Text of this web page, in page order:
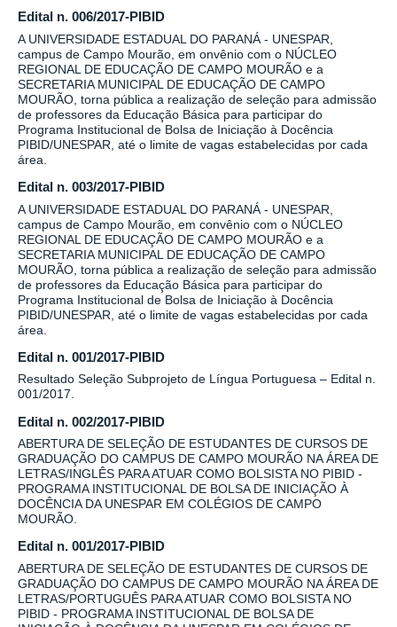
Edital n. 006/2017-PIBID
A UNIVERSIDADE ESTADUAL DO PARANÁ - UNESPAR,
campus de Campo Mourão, em onvênio com o NÚCLEO
REGIONAL DE EDUCAÇÃO DE CAMPO MOURÃO e a
SECRETARIA MUNICIPAL DE EDUCAÇÃO DE CAMPO
MOURÃO, torna pública a realização de seleção para admissão
de professores da Educação Básica para participar do
Programa Institucional de Bolsa de Iniciação à Docência
PIBID/UNESPAR, até o limite de vagas estabelecidas por cada
área.
Edital n. 003/2017-PIBID
A UNIVERSIDADE ESTADUAL DO PARANÁ - UNESPAR,
campus de Campo Mourão, em convênio com o NÚCLEO
REGIONAL DE EDUCAÇÃO DE CAMPO MOURÃO e a
SECRETARIA MUNICIPAL DE EDUCAÇÃO DE CAMPO
MOURÃO, torna pública a realização de seleção para admissão
de professores da Educação Básica para participar do
Programa Institucional de Bolsa de Iniciação à Docência
PIBID/UNESPAR, até o limite de vagas estabelecidas por cada
área.
Edital n. 001/2017-PIBID
Resultado Seleção Subprojeto de Língua Portuguesa – Edital n.
001/2017.
Edital n. 002/2017-PIBID
ABERTURA DE SELEÇÃO DE ESTUDANTES DE CURSOS DE
GRADUAÇÃO DO CAMPUS DE CAMPO MOURÃO NA ÁREA DE
LETRAS/INGLÊS PARA ATUAR COMO BOLSISTA NO PIBID -
PROGRAMA INSTITUCIONAL DE BOLSA DE INICIAÇÃO À
DOCÊNCIA DA UNESPAR EM COLÉGIOS DE CAMPO
MOURÃO.
Edital n. 001/2017-PIBID
ABERTURA DE SELEÇÃO DE ESTUDANTES DE CURSOS DE
GRADUAÇÃO DO CAMPUS DE CAMPO MOURÃO NA ÁREA DE
LETRAS/PORTUGUÊS PARA ATUAR COMO BOLSISTA NO
PIBID - PROGRAMA INSTITUCIONAL DE BOLSA DE